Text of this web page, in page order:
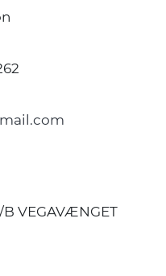
VEGAVÆNGET